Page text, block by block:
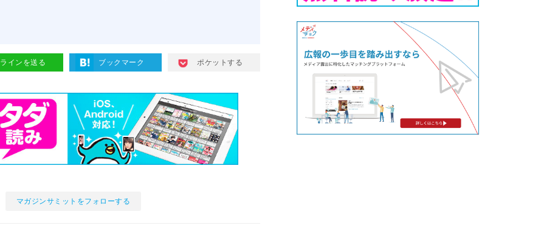
ラインを送る ブックマーク ポケットする
マガジンサミットをフォローする